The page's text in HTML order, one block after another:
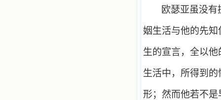
欧瑟亚虽没
姻生活与他的先
生的宣言，全以
生活中，所得到
形；然而他若不